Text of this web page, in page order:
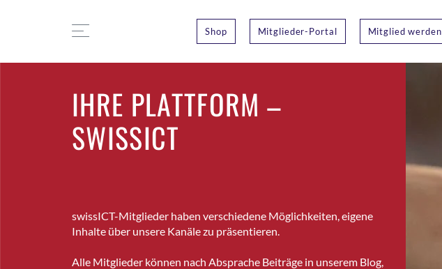
Shop Mitglieder-Portal Mitglied werden
IHRE PLATTFORM –
SWISSICT
swissICT-Mitglieder haben verschiedene Möglichkeiten, eigene
Inhalte über unsere Kanäle zu präsentieren.
Alle Mitglieder können nach Absprache Beiträge in unserem Blog,